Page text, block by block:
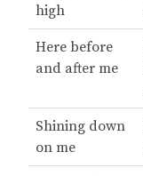
high
Here before
and after me
Shining down
on me